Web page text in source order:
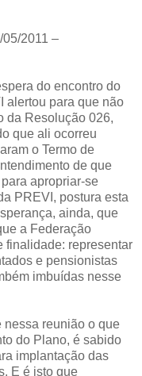
2011 –
do encontro do
alertou para que não
da Resolução 026,
que ali ocorreu
o Termo de
de que
apropriar-se
PREVI, postura esta
ainda, que
a Federação
finalidade: representar
e pensionistas
imbuídas nesse
nessa reunião o que
do Plano, é sabido
implantação das
E é isto que